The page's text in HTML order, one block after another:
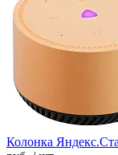
Колонка